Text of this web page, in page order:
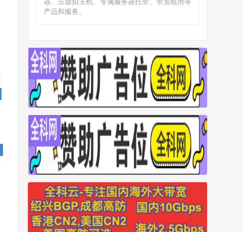
器、云虚拟主机、专属服务器托管、带宽租用等
产品和服务。